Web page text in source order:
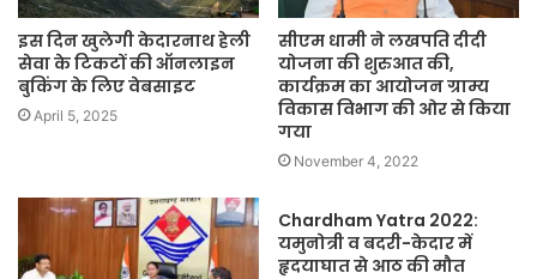
इस दिन खुलेगी केदारनाथ हेली
सेवा के टिकटों की ऑनलाइन
बुकिंग के लिए वेबसाइट
April 5, 2025
सीएम धामी ने लखपति दीदी
योजना की शुरुआत की,
कार्यक्रम का आयोजन ग्राम्य
विकास विभाग की ओर से किया
गया
November 4, 2022
Chardham Yatra 2022:
यमुनोत्री व बदरी-केदार में
हृदयाघात से आठ की मौत